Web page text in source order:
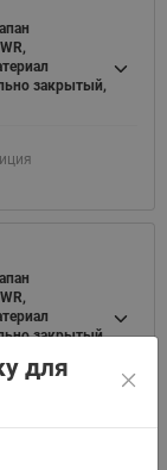
закрытый,
закрытый,
для